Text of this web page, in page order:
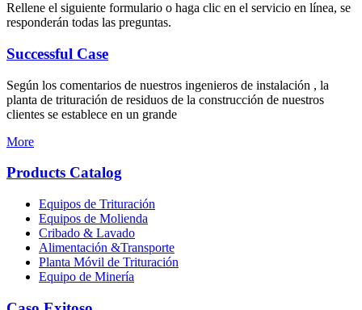
Rellene el siguiente formulario o haga clic en el servicio en línea, se
responderán todas las preguntas.
Successful Case
Según los comentarios de nuestros ingenieros de instalación , la
planta de trituración de residuos de la construcción de nuestros
clientes se establece en un grande
More
Products Catalog
Equipos de Trituración
Equipos de Molienda
Cribado & Lavado
Alimentación &Transporte
Planta Móvil de Trituración
Equipo de Minería